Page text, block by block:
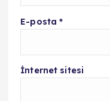
E-posta*
İnternet sitesi